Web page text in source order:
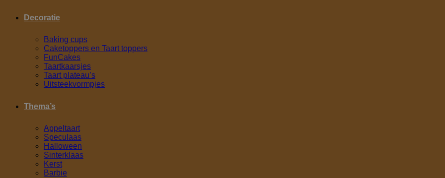
Decoratie
Baking cups
Caketoppers en Taart toppers
FunCakes
Taartkaarsjes
Taart plateau’s
Uitsteekvormpjes
Thema’s
Appeltaart
Speculaas
Halloween
Sinterklaas
Kerst
Barbie